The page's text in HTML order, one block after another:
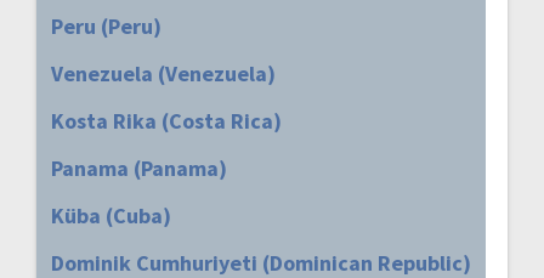
Peru (Peru)
Venezuela (Venezuela)
Kosta Rika (Costa Rica)
Panama (Panama)
Küba (Cuba)
Dominik Cumhuriyeti (Dominican Republic)